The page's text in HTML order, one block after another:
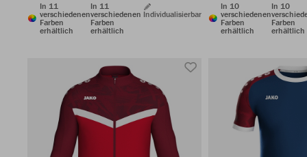
In 11
verschiedenen
Farben
erhältlich
In 11
verschiedenen
Farben
erhältlich
Individualisierbar
In 10
verschiedenen
Farben
erhältlich
In 10
Farben
erhältlich